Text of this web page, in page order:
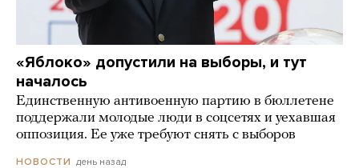
«Яблоко» допустили на выборы, и тут
началось
Единственную антивоенную партию в бюллетене
поддержали молодые люди в соцсетях и уехавшая
оппозиция. Ее уже требуют снять с выборов
НОВОСТИ день назад